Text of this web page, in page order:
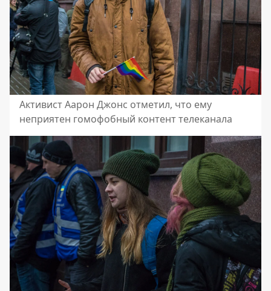
Активист Аарон Джонс отметил, что ему
неприятен гомофобный контент телеканала